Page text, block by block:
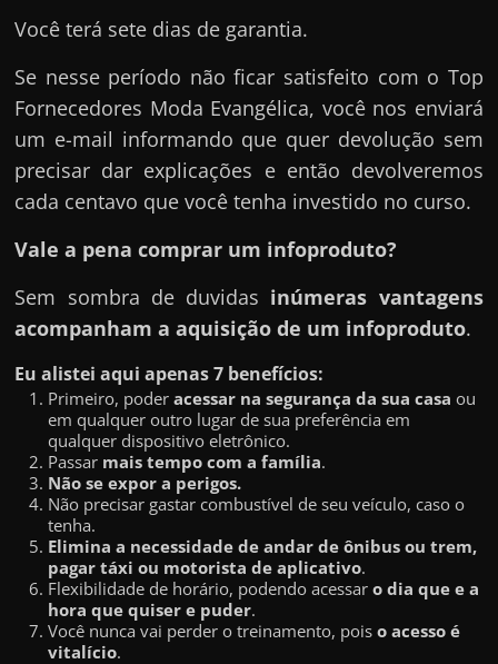
Você terá sete dias de garantia.
Se nesse período não ficar satisfeito com o Top
Fornecedores Moda Evangélica, você nos enviará
um e-mail informando que quer devolução sem
precisar dar explicações e então devolveremos
cada centavo que você tenha investido no curso.
Vale a pena comprar um infoproduto?
Sem sombra de duvidas inúmeras vantagens
acompanham a aquisição de um infoproduto.
Eu alistei aqui apenas 7 benefícios:
Primeiro, poderacessar na segurança da sua casa ou
em qualquer outro lugar de sua preferência em
qualquer dispositivo eletrônico.
Passar mais tempo com a família.
Não se expor a perigos.
Não precisar gastar combustível de seu veículo, caso o
tenha.
Elimina a necessidade de andar de ônibus ou trem,
pagar táxi ou motorista de aplicativo.
Flexibilidade de horário, podendo acessaro dia que e a
hora que quiser e puder.
Você nunca vai perder o treinamento, poiso acesso é
vitalício.